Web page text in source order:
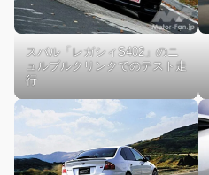
スバル「レガシィS402」のニ
ュルブルクリンクでのテスト走
行